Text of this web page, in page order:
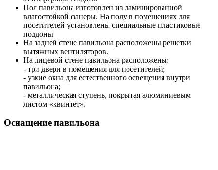
Пол павильона изготовлен из ламинированной
влагостойкой фанеры. На полу в помещениях для
посетителей установлены специальные пластиковые
поддоны.
На задней стене павильона расположены решетки
вытяжных вентиляторов.
На лицевой стене павильона расположены:
- три двери в помещения для посетителей;
- узкие окна для естественного освещения внутри
павильона;
- металлическая ступень, покрытая алюминиевым
листом «квинтет».
Оснащение павильона